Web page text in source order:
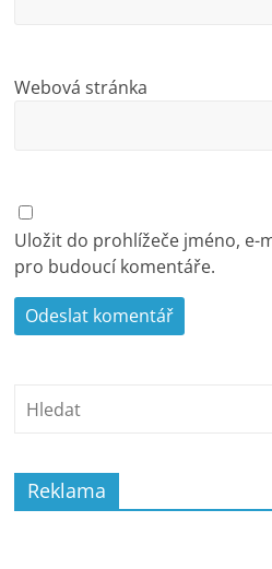
Webová stránka
Uložit do prohlížeče jméno, e-
pro budoucí komentáře.
Reklama